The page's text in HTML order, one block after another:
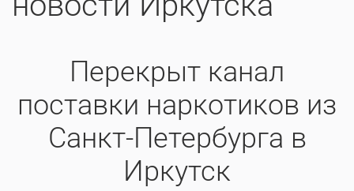
​Перекрыт канал
поставки наркотиков из
Санкт-Петербурга в
Иркутск